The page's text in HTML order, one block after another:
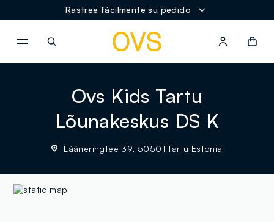
Rastree fácilmente su pedido
Ovs Kids Tartu
Lõunakeskus DS K
Lääneringtee 39, 50501 Tartu Estonia